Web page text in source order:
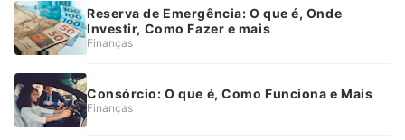
Reserva de Emergência: O que é, Onde
Investir, Como Fazer e mais
Finanças
Consórcio: O que é, Como Funciona e Mais
Finanças